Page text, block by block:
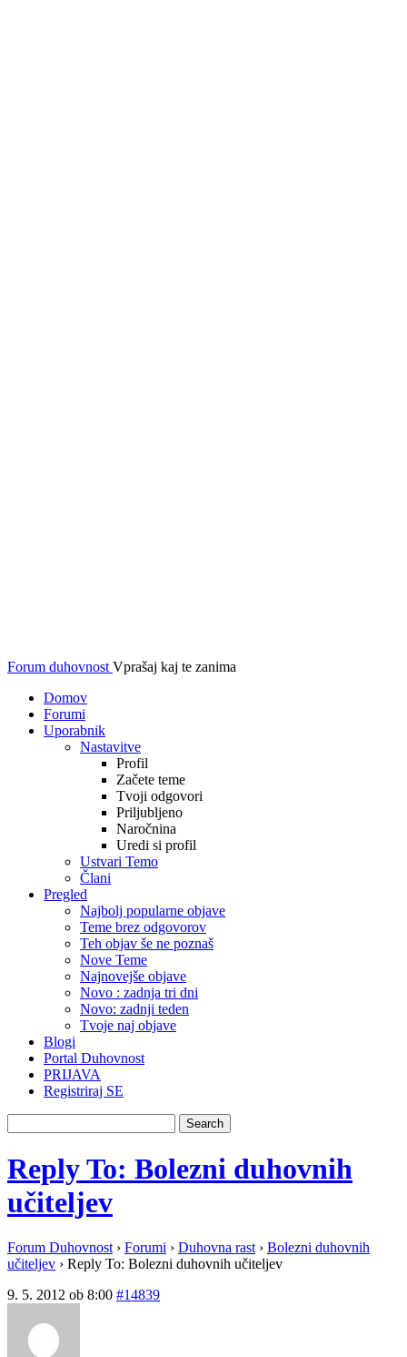
Forum duhovnost Vprašaj kaj te zanima
Domov
Forumi
Uporabnik
Nastavitve
Profil
Začete teme
Tvoji odgovori
Priljubljeno
Naročnina
Uredi si profil
Ustvari Temo
Člani
Pregled
Najbolj popularne objave
Teme brez odgovorov
Teh objav še ne poznaš
Nove Teme
Najnovejše objave
Novo : zadnja tri dni
Novo: zadnji teden
Tvoje naj objave
Blogi
Portal Duhovnost
PRIJAVA
Registriraj SE
Reply To: Bolezni duhovnih
učiteljev
Forum Duhovnost › Forumi › Duhovna rast › Bolezni duhovnih
učiteljev › Reply To: Bolezni duhovnih učiteljev
9. 5. 2012 ob 8:00 #14839